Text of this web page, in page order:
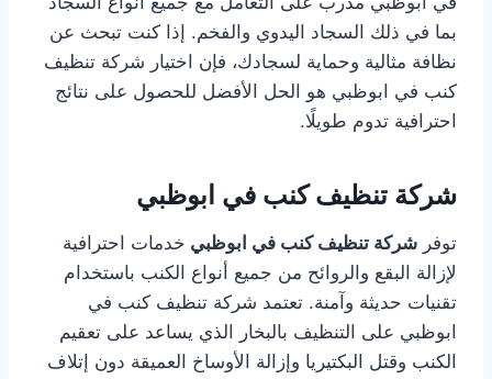
بما في ذلك السجاد اليدوي والفخم. إذا كنت تبحث عن
نظافة مثالية وحماية لسجادك، فإن اختيار شركة تنظيف
كنب في ابوظبي هو الحل الأفضل للحصول على نتائج
احترافية تدوم طويلًا.
شركة تنظيف كنب في ابوظبي
توفر شركة تنظيف كنب في ابوظبي خدمات احترافية
لإزالة البقع والروائح من جميع أنواع الكنب باستخدام
تقنيات حديثة وآمنة. تعتمد شركة تنظيف كنب في
ابوظبي على التنظيف بالبخار الذي يساعد على تعقيم
الكنب وقتل البكتيريا وإزالة الأوساخ العميقة دون إتلاف